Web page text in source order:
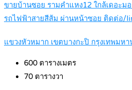
ขายบ้านซอย รามคำแหง12 ใกล้เดอะม
รถไฟฟ้าสายสีส้ม ผ่านหน้าซอย ติดต่อ/
แขวงหัวหมาก เขตบางกะปิ กรุงเทพมห
600 ตารางเมตร
70 ตารางวา